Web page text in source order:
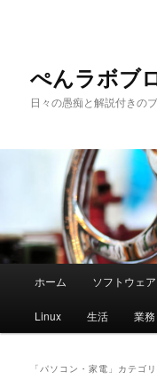
ぺんラボブ
日々の愚痴と解説付きの
メ
ホーム ソフトウェア
Linux 生活 業務
「パソコン・家電 」カテゴ